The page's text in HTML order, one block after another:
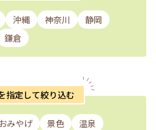
沖縄 神奈川
静岡
鎌倉
指定して絞り込む
おみやげ 景色
温泉